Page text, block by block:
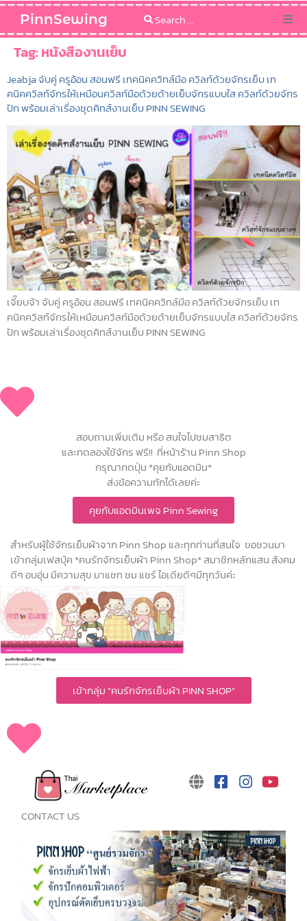
PinnSewing
Blog
Tag:หนังสืองานเย็บ
Jeabja จับคู่ ครูอ้อน สอนฟรี เทคนิคควิทล์มือ ควิลท์ด้วยจักรเย็บ เท
คนิคควิลท์จักรให้เหมือนควิลท์มือด้วยด้ายเย็บจักรแบบใส ควิลท์ด้วยจักร
ปัก พร้อมเล่าเรื่องชุดคิทส์งานเย็บ PINN SEWING
เจี๊ยบจ้า จับคู่ ครูอ้อน สอนฟรี เทคนิคควิทล์มือ ควิลท์ด้วยจักรเย็บ เท
คนิคควิลท์จักรให้เหมือนควิลท์มือด้วยด้ายเย็บจักรแบบใส ควิลท์ด้วยจักร
ปัก พร้อมเล่าเรื่องชุดคิทส์งานเย็บ PINN SEWING
สอบถามเพิ่มเติม หรือ สนใจไปชมสาธิต
และทดลองใช้จักร ฟรี!! ที่หน้าร้าน Pinn Shop
กรุณากดปุ่ม *คุยกับแอดมิน*
ส่งข้อความทักได้เลยค่ะ
คุยกับแอดมินเพจ Pinn Sewing
สำหรับผู้ใช้จักรเย็บผ้าจาก Pinn Shop และทุกท่านที่สนใจ ขอชวนมา
เข้ากลุ่มเฟสบุ้ค *คนรักจักรเย็บผ้า Pinn Shop* สมาชิกหลักแสน สังคม
ดีๆ อบอุ่น มีความสุข มาแชท ชม แชร์ ไอเดียดีๆมีทุกวันค่ะ
เข้ากลุ่ม “คนรักจักรเย็บผ้า PINN SHOP”
CONTACT US